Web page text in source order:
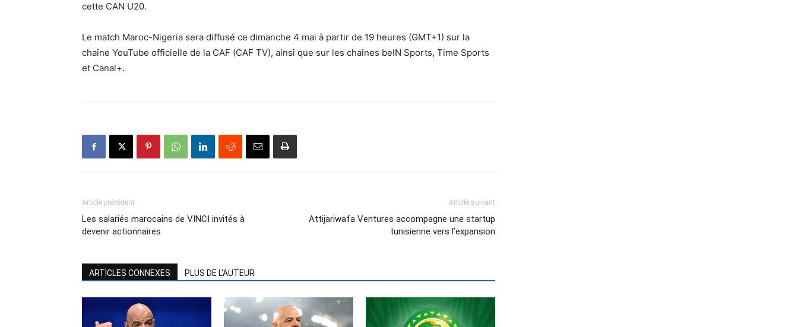
cette CAN U20.
Le match Maroc-Nigeria sera diffusé ce dimanche 4 mai à partir de 19 heures (GMT+1) sur la
chaîne YouTube officielle de la CAF (CAF TV), ainsi que sur les chaînes beIN Sports, Time Sports
et Canal+.
Article précédent
Les salariés marocains de VINCI invités à
devenir actionnaires
Article suivant
Attijariwafa Ventures accompagne une startup
tunisienne vers l’expansion
ARTICLES CONNEXES PLUS DE L'AUTEUR